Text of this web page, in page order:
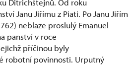
Ditrichštejnů. Od roku
Janu Jiřímu z Piati. Po Janu Jiřím
neblaze proslulý Emanuel
panství v roce
příčinou byly
robotní povinnosti. Urputný